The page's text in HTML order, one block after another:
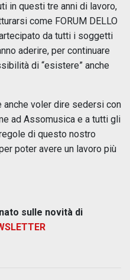
in questi tre anni di lavoro,
come FORUM DELLO
da tutti i soggetti
aderire, per continuare
di “esistere” anche
anche voler dire sedersi con
ad Assomusica e a tutti gli
di questo nostro
poter avere un lavoro più
sulle novità di